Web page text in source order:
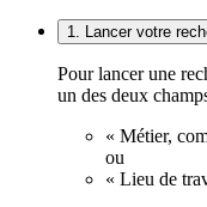
1. Lancer votre
Pour lancer une
un des deux
« Métier,
ou
« Lieu de